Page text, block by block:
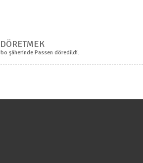
şäherinde Passen döredildi.